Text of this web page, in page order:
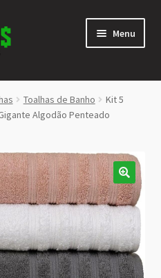
Menu
Toalhas de Banho
Kit 5
Algodão Penteado